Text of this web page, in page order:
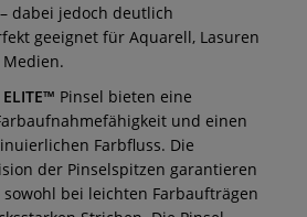
dabei jedoch deutlich
geeignet für Aquarell, Lasuren
Pinsel bieten eine
und einen
Farbfluss. Die
der Pinselspitzen garantieren
bei leichten Farbaufträgen